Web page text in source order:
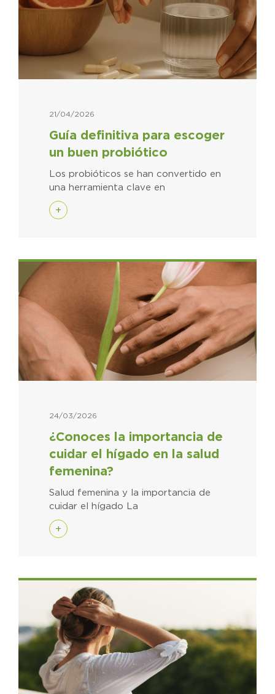
Guía definitiva para escoger
un buen probiótico
21/04/2026
Los probióticos se han convertido en
una herramienta clave en
+
¿Conoces la importancia de
cuidar el hígado en la salud
femenina?
24/03/2026
Salud femenina y la importancia de
cuidar el hígado La
+